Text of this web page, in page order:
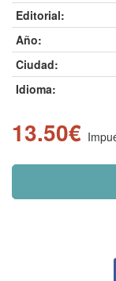
Editorial:
Año:
Ciudad:
Idioma:
13.50€